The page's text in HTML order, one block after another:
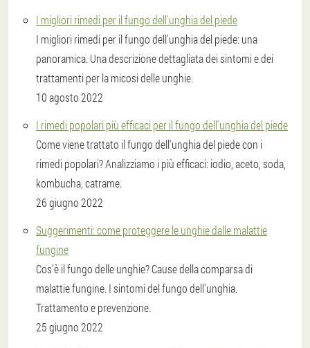
I migliori rimedi per il fungo dell'unghia del piede
I migliori rimedi per il fungo dell'unghia del piede: una
panoramica. Una descrizione dettagliata dei sintomi e dei
trattamenti per la micosi delle unghie.
10 agosto 2022
I rimedi popolari più efficaci per il fungo dell'unghia del piede
Come viene trattato il fungo dell'unghia del piede con i
rimedi popolari? Analizziamo i più efficaci: iodio, aceto, soda,
kombucha, catrame.
26 giugno 2022
Suggerimenti: come proteggere le unghie dalle malattie
fungine
Cos'è il fungo delle unghie? Cause della comparsa di
malattie fungine. I sintomi del fungo dell'unghia.
Trattamento e prevenzione.
25 giugno 2022